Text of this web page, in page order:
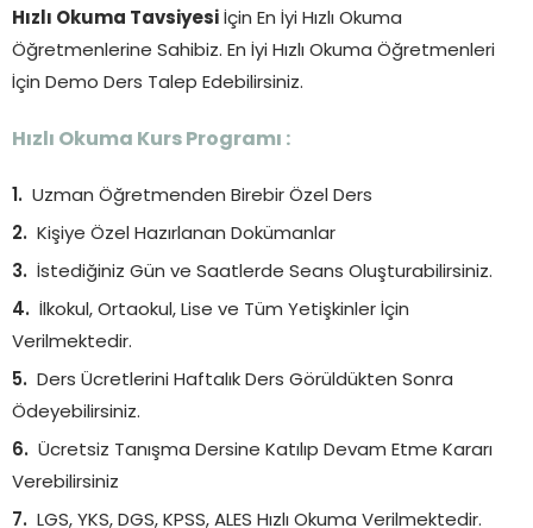
Hızlı Okuma Tavsiyesi
İçin En İyi Hızlı Okuma
Öğretmenlerine Sahibiz. En İyi Hızlı Okuma Öğretmenleri
İçin Demo Ders Talep Edebilirsiniz.
Hızlı Okuma Kurs Programı :
Uzman Öğretmenden Birebir Özel Ders
Kişiye Özel Hazırlanan Dokümanlar
İstediğiniz Gün ve Saatlerde Seans Oluşturabilirsiniz.
İlkokul, Ortaokul, Lise ve Tüm Yetişkinler İçin
Verilmektedir.
Ders Ücretlerini Haftalık Ders Görüldükten Sonra
Ödeyebilirsiniz.
Ücretsiz Tanışma Dersine Katılıp Devam Etme Kararı
Verebilirsiniz
LGS, YKS, DGS, KPSS, ALES Hızlı Okuma Verilmektedir.